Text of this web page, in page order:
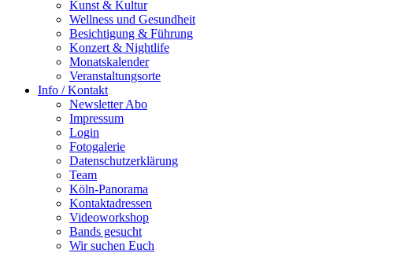
Kunst & Kultur
Wellness und Gesundheit
Besichtigung & Führung
Konzert & Nightlife
Monatskalender
Veranstaltungsorte
Info / Kontakt
Newsletter Abo
Impressum
Login
Fotogalerie
Datenschutzerklärung
Team
Köln-Panorama
Kontaktadressen
Videoworkshop
Bands gesucht
Wir suchen Euch